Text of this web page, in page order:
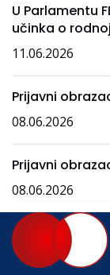
U Parlamentu
učinka o
11.06.2026
Prijavni
08.06.2026
Prijavni
08.06.2026